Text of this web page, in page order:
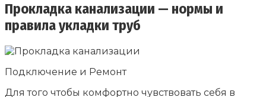
Прокладка канализации — нормы и
правила укладки труб
Подключение и Ремонт
Для того чтобы комфортно чувствовать себя в